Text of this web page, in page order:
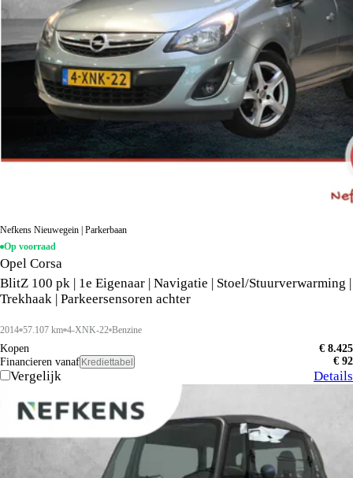
Nefkens Nieuwegein | Parkerbaan
Op voorraad
Opel Corsa
BlitZ 100 pk | 1e Eigenaar | Navigatie | Stoel/Stuurverwarming |
Trekhaak | Parkeersensoren achter
2014 57.107 km 4-XNK-22 Benzine
Kopen
€ 8.425
Financieren vanaf Krediettabel € 92
Vergelijk Details